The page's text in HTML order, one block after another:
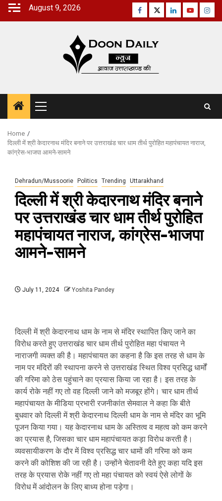
Skip
August 9, 2026 Facebook
TwitterLinkedinYoutube
Primary
Menu
Home
दिल्ली में श्री केदारनाथ मंदिर बनाने पर उत्तराखंड चार धाम तीर्थ पुरोहित महापंचायत नाराज,
कांग्रेस-भाजपा आमने-सामने
Dehradun/Mussoorie Politics Trending Uttarakhand
दिल्ली में श्री केदारनाथ मंदिर बनाने
पर उत्तराखंड चार धाम तीर्थ पुरोहित
महापंचायत नाराज, कांग्रेस-भाजपा
आमने-सामने
July 11, 2024 Yoshita Pandey
दिल्ली में श्री केदारनाथ धाम के नाम से मंदिर स्थापित किए जाने का
विरोध करते हुए उत्तराखंड चार धाम तीर्थ पुरोहित महा पंचायत ने
नाराजगी व्यक्त की है। महापंचायत का कहना है कि इस तरह से धाम के
नाम पर मंदिरों की स्थापना करने से उत्तराखंड स्थित विश्व प्रसिद्ध धार्मों
की गरिमा को ठेस पहुंचाने का प्रयास किया जा रहा है। इस तरह के
कार्य रोके नहीं गए तो वह दिल्ली जाने को मजबूर होंगे। चार धाम तीर्थ
महापंचायत के मीडिया प्रभारी रजनीकांत सेमवाल ने कहा कि बीते
बुधवार को दिल्ली में श्री केदारनाथ दिल्ली धाम के नाम से मंदिर का भूमि
पूजन किया गया। यह केदारनाथ धाम के अस्तित्व व महत्व को कम करने
का प्रयास है, जिसका चार धाम महापंचायत कड़ा विरोध करती है।
व्यवसायीकरण के दौर में विश्व प्रसिद्ध चार धामों की गरिमा को कम
करने की कोशिश की जा रही है। उन्होंने चेतावनी देते हुए कहा यदि इस
तरह के प्रयास रोके नहीं गए तो महा पंचायत को स्वयं ऐसे लोगों के
विरोध में आंदोलन के लिए बाध्य होना पड़ेगा।